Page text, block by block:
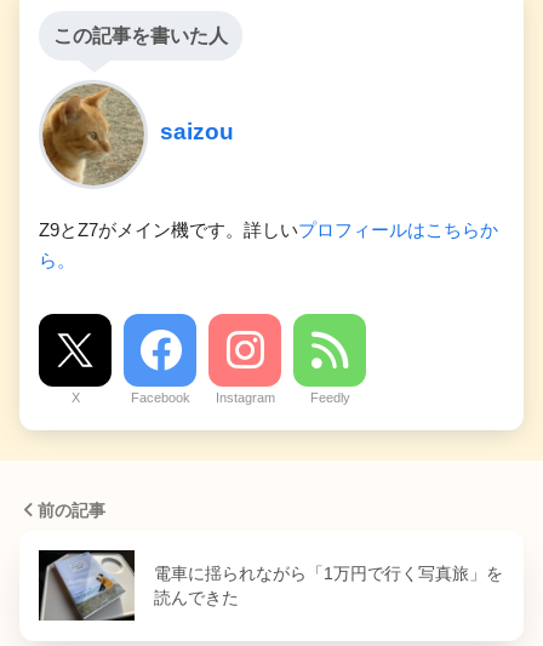
この記事を書いた人
saizou
Z9とZ7がメイン機です。詳しいプロフィールはこちらか
ら。
X Facebook Instagram Feedly
前の記事
電車に揺られながら「1万円で行く写真旅」を
読んできた